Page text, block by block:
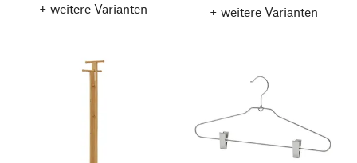
+ weitere Varianten
+ weitere Varianten